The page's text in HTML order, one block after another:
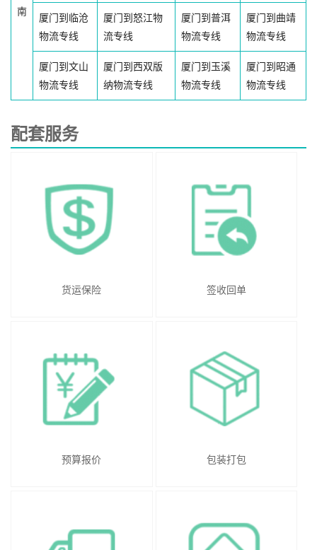
南
厦门到临沧
物流专线
厦门到怒江物
流专线
厦门到普洱
物流专线
厦门到曲靖
物流专线
厦门到文山
物流专线
厦门到西双版
纳物流专线
厦门到玉溪
物流专线
厦门到昭通
物流专线
配套服务
货运保险 签收回单
预算报价 包装打包